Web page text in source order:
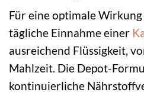
Für eine optimale
tägliche Einnahme einer
ausreichend Flüssigkeit,
Mahlzeit. Die Depot-
kontinuierliche